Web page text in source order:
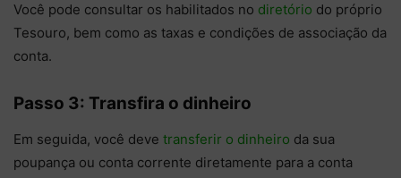
Você pode consultar os habilitados no diretório do próprio
Tesouro, bem como as taxas e condições de associação da
conta.
Passo 3: Transfira o dinheiro
Em seguida, você deve transferir o dinheiro da sua
poupança ou conta corrente diretamente para a conta